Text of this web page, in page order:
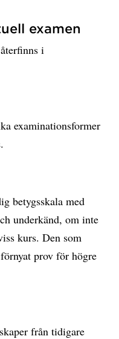
examen
i
examinationsformer
betygsskala med
underkänd, om inte
kurs. Den som
prov för högre
från tidigare